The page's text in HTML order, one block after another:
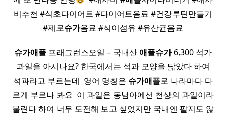
비추천 #식초다이어트 #다이어트음료 #건강루틴만들기
#제로슈가음료 #식이섬유 #유산균음료
슈가애플 프래그런스오일 – 국내산 애플슈가6,300 석가
과일을 아시나요? 한국에서는 석과 모양을 닮았다 하여
석과라고 부르는데 ​ 영어 명칭은 슈가애플로 나라마다 다
르게 부르나 봐요 ​ 이 과일은 동남아에선 천상의 과일이라
불린다 하여 너무 도전해 보고 싶었지만 국내엔 팔지도 않